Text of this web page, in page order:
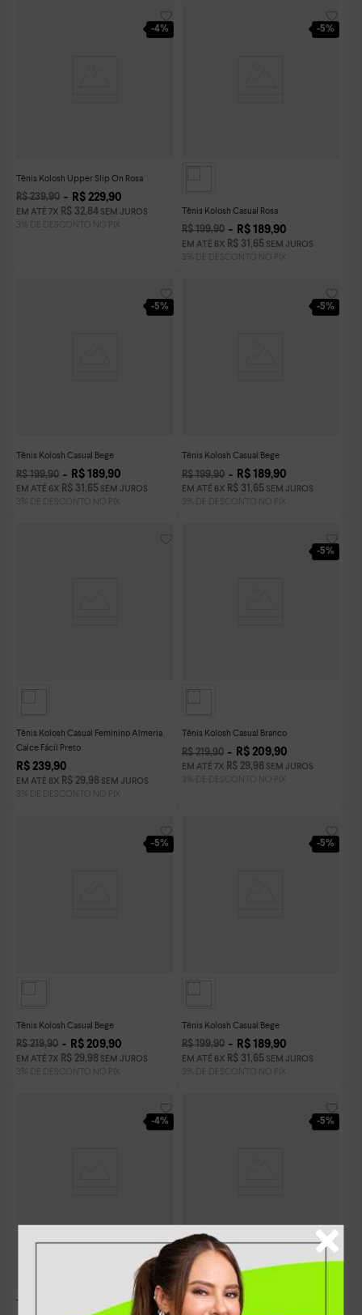
-4%
Tênis Kolosh Upper Slip On Rosa
R$ 239,90 R$ 229,90
EM ATÉ 7X R$ 32,84 SEM JUROS
-5%
Tênis Kolosh Casual Rosa
R$ 199,90 R$ 189,90
EM ATÉ 6X R$ 31 ,65 SEM JUROS
-5%
Tênis Kolosh Casual Bege
R$ 199,90 R$ 189,90
EM ATÉ 6X R$ 31 ,65 SEM JUROS
-5%
Tênis Kolosh Casual Bege
R$ 199,90 R$ 189,90
EM ATÉ 6X R$ 31 ,65 SEM JUROS
Tênis Kolosh Casual Feminino Almeria
Calce Fácil Preto
R$ 239,90
EM ATÉ 8 X R$ 29,98 SEM JUROS
-5%
Tênis Kolosh Casual Branco
R$ 219,90 R$ 209,90
EM ATÉ 7X R$ 29,98 SEM JUROS
-5%
Tênis Kolosh Casual Bege
R$ 219,90 R$ 209,90
EM ATÉ 7X R$ 29,98 SEM JUROS
-5%
Tênis Kolosh Casual Bege
R$ 199,90 R$ 189,90
EM ATÉ 6X R$ 31 ,65 SEM JUROS
-4%
Tênis Kolosh Casual Branco e Bege
-5%
Tênis Kolosh Casual Marrom
R$ 219,90 R$
EM ATÉ7 R$ 29